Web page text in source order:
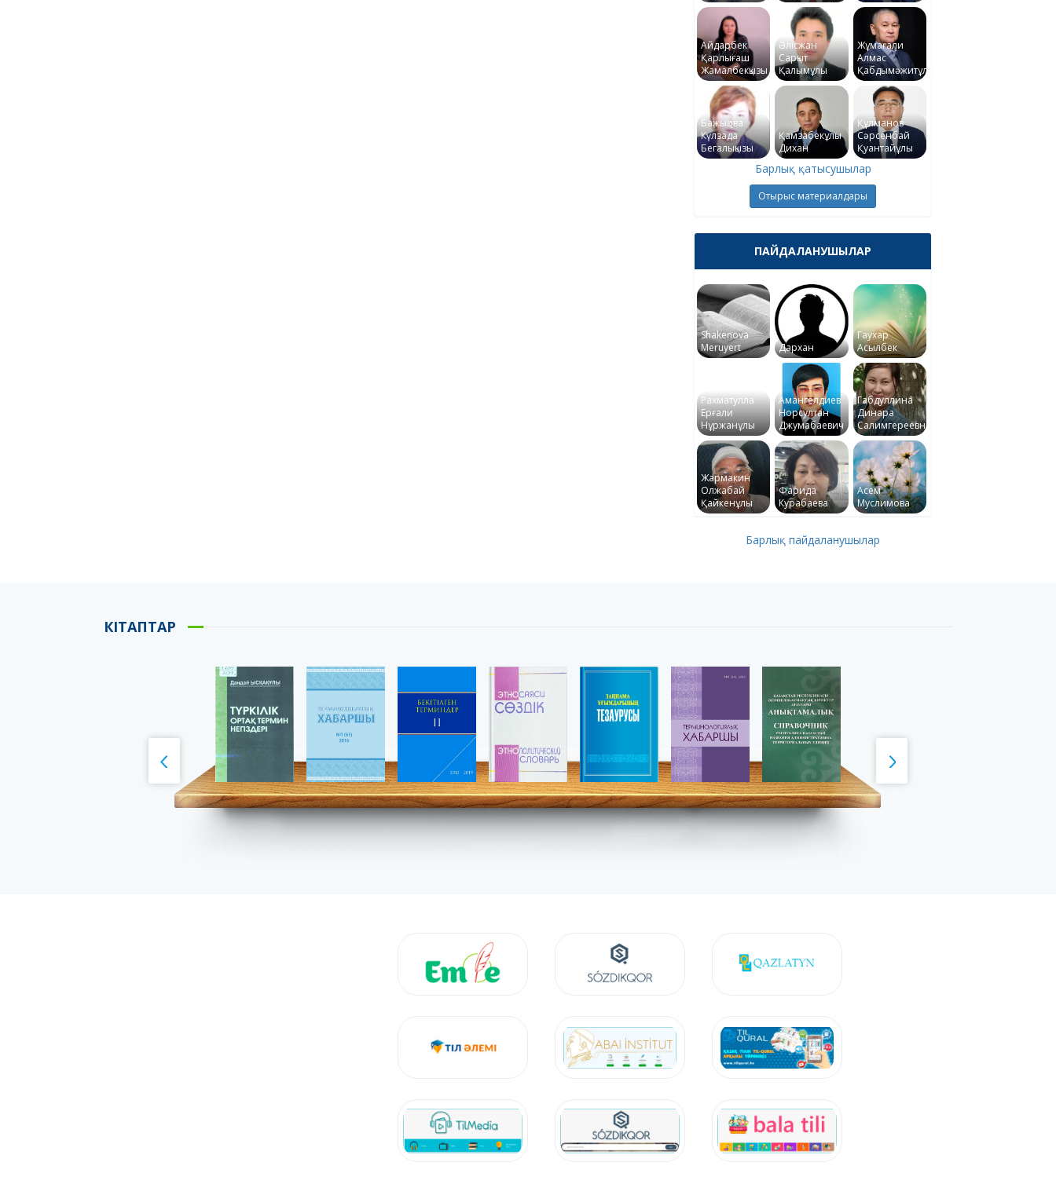
Айдарбек
Қарлығаш
Жамалбекқызы
Әлісжан
Сарқыт
Қалымұлы
Жұмағали
Алмас
Қабдымәжитұлы
Бажықова
Күлзада
Бегалықызы
Қамзабекұлы
Дихан
Құлманов
Сәрсенбай
Қуантайұлы
Барлық қатысушылар
Отырыс материалдары
ПАЙДАЛАНУШЫЛАР
Shakenova
Meruyert
Дархан
Гаухар
Асылбек
Рахматулла
Ерғали
Нұржанұлы
Амангелдиев
Норсултан
Джумабаевич
Габдуллина
Динара
Салимгереевна
Жармакин
Олжабай
Қайкенұлы
Фарида
Курабаева
Асем
Муслимова
Барлық пайдаланушылар
КІТАПТАР